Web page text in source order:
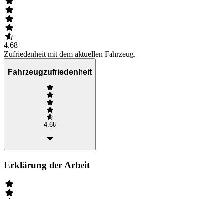
4.68
Zufriedenheit mit dem aktuellen Fahrzeug.
Fahrzeugzufriedenheit
4.68
Erklärung der Arbeit